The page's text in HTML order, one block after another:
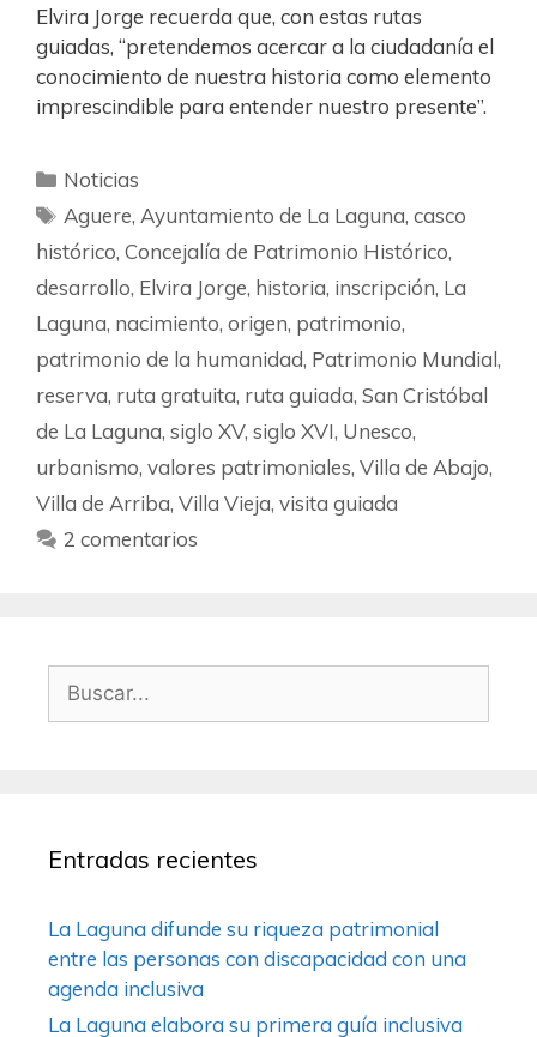
Elvira Jorge recuerda que, con estas rutas
guiadas, “pretendemos acercar a la ciudadanía el
conocimiento de nuestra historia como elemento
imprescindible para entender nuestro presente”.
Noticias
Aguere, Ayuntamiento de La Laguna,casco
histórico, Concejalía de Patrimonio Histórico,
desarrollo, Elvira Jorge, historia, inscripción, La
Laguna, nacimiento, origen, patrimonio,
patrimonio de la humanidad, Patrimonio Mundial,
reserva, ruta gratuita, ruta guiada, San Cristóbal
de La Laguna, siglo XV, siglo XVI, Unesco,
urbanismo, valores patrimoniales, Villa de Abajo,
Villa de Arriba, Villa Vieja, visita guiada
2 comentarios
Entradas recientes
La Laguna difunde su riqueza patrimonial
entre las personas con discapacidad con una
agenda inclusiva
La Laguna elabora su primera guía inclusiva